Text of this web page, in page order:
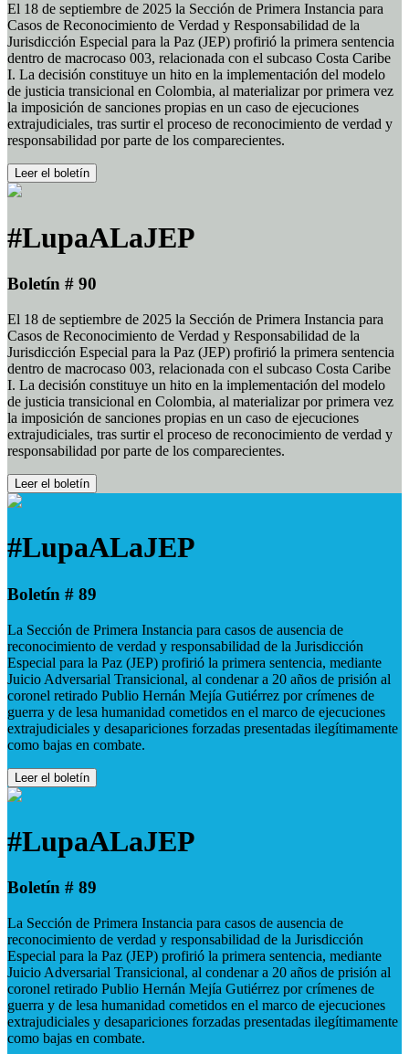
El 18 de septiembre de 2025 la Sección de Primera Instancia para
Casos de Reconocimiento de Verdad y Responsabilidad de la
Jurisdicción Especial para la Paz (JEP) profirió la primera sentencia
dentro de macrocaso 003, relacionada con el subcaso Costa Caribe
I. La decisión constituye un hito en la implementación del modelo
de justicia transicional en Colombia, al materializar por primera vez
la imposición de sanciones propias en un caso de ejecuciones
extrajudiciales, tras surtir el proceso de reconocimiento de verdad y
responsabilidad por parte de los comparecientes.
Leer el boletín
#LupaALaJEP
Boletín # 90
El 18 de septiembre de 2025 la Sección de Primera Instancia para
Casos de Reconocimiento de Verdad y Responsabilidad de la
Jurisdicción Especial para la Paz (JEP) profirió la primera sentencia
dentro de macrocaso 003, relacionada con el subcaso Costa Caribe
I. La decisión constituye un hito en la implementación del modelo
de justicia transicional en Colombia, al materializar por primera vez
la imposición de sanciones propias en un caso de ejecuciones
extrajudiciales, tras surtir el proceso de reconocimiento de verdad y
responsabilidad por parte de los comparecientes.
Leer el boletín
#LupaALaJEP
Boletín # 89
La Sección de Primera Instancia para casos de ausencia de
reconocimiento de verdad y responsabilidad de la Jurisdicción
Especial para la Paz (JEP) profirió la primera sentencia, mediante
Juicio Adversarial Transicional, al condenar a 20 años de prisión al
coronel retirado Publio Hernán Mejía Gutiérrez por crímenes de
guerra y de lesa humanidad cometidos en el marco de ejecuciones
extrajudiciales y desapariciones forzadas presentadas ilegítimamente
como bajas en combate.
Leer el boletín
#LupaALaJEP
Boletín # 89
La Sección de Primera Instancia para casos de ausencia de
reconocimiento de verdad y responsabilidad de la Jurisdicción
Especial para la Paz (JEP) profirió la primera sentencia, mediante
Juicio Adversarial Transicional, al condenar a 20 años de prisión al
coronel retirado Publio Hernán Mejía Gutiérrez por crímenes de
guerra y de lesa humanidad cometidos en el marco de ejecuciones
extrajudiciales y desapariciones forzadas presentadas ilegítimamente
como bajas en combate.